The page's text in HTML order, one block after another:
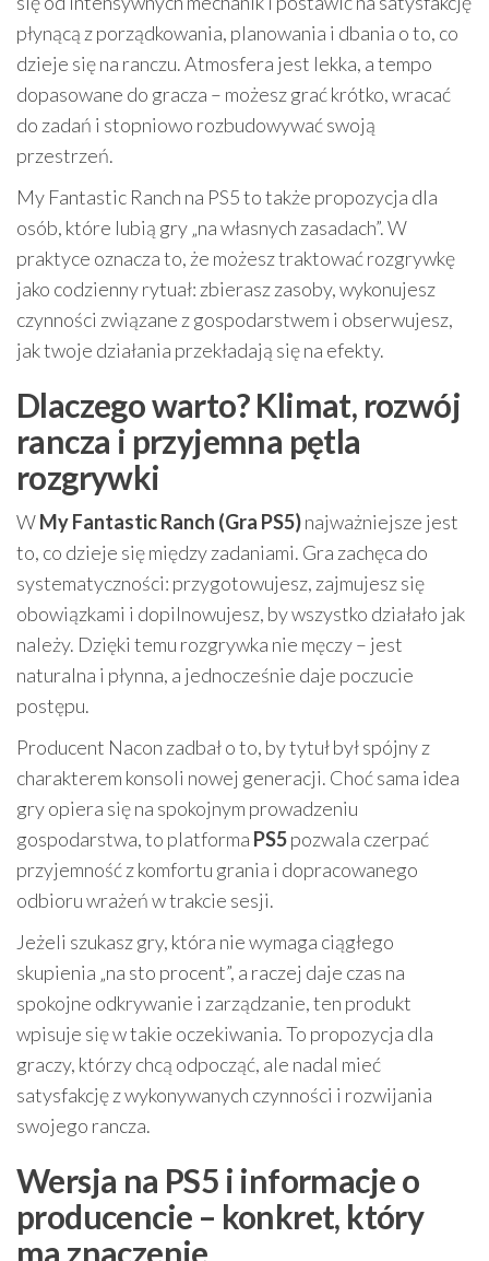
płynącą z porządkowania, planowania i dbania o to, co
dzieje się na ranczu. Atmosfera jest lekka, a tempo
dopasowane do gracza – możesz grać krótko, wracać
do zadań i stopniowo rozbudowywać swoją
przestrzeń.
My Fantastic Ranch na PS5 to także propozycja dla
osób, które lubią gry „na własnych zasadach”. W
praktyce oznacza to, że możesz traktować rozgrywkę
jako codzienny rytuał: zbierasz zasoby, wykonujesz
czynności związane z gospodarstwem i obserwujesz,
jak twoje działania przekładają się na efekty.
Dlaczego warto? Klimat, rozwój
rancza i przyjemna pętla
rozgrywki
WMy Fantastic Ranch (Gra PS5)najważniejsze jest
to, co dzieje się między zadaniami. Gra zachęca do
systematyczności: przygotowujesz, zajmujesz się
obowiązkami i dopilnowujesz, by wszystko działało jak
należy. Dzięki temu rozgrywka nie męczy – jest
naturalna i płynna, a jednocześnie daje poczucie
postępu.
Producent Nacon zadbał o to, by tytuł był spójny z
charakterem konsoli nowej generacji. Choć sama idea
gry opiera się na spokojnym prowadzeniu
gospodarstwa, to platforma PS5pozwala czerpać
przyjemność z komfortu grania i dopracowanego
odbioru wrażeń w trakcie sesji.
Jeżeli szukasz gry, która nie wymaga ciągłego
skupienia „na sto procent”, a raczej daje czas na
spokojne odkrywanie i zarządzanie, ten produkt
wpisuje się w takie oczekiwania. To propozycja dla
graczy, którzy chcą odpocząć, ale nadal mieć
satysfakcję z wykonywanych czynności i rozwijania
swojego rancza.
Wersja na PS5 i informacje o
producencie – konkret, który
ma znaczenie